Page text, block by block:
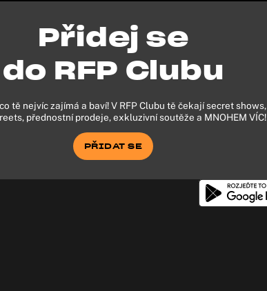
Přidej se
do RFP Clubu
tě nejvíc zajímá a baví! V RFP Clubu tě čekají secret shows,
přednostní prodeje, exkluzivní soutěže a MNOHEM VÍC!
PŘIDAT SE